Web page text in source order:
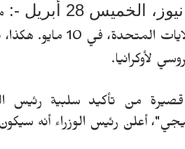
الخميس 28 أبريل -:
المتحدة،
في 10 مايو.
لأوكرانيا.
من تأكيد سلبية رئيس
أعلن رئيس الوزراء أنه